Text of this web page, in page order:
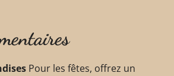
Pour les fêtes, offrez un